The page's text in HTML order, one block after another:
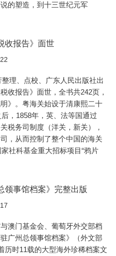
的塑造，到十三世纪元军
收报告》面世
理、点校、广东人民出版社出
收报告》面世，全书共242页，
》。粤海关始设于清康熙二十
，1858年，英、法等国通过
税务司制度（洋关，新关），
，从而控制了整个中国的海关
社科基金重大招标项目“鸦片
领事馆档案》完整出版
澳门基金会、葡萄牙外交部档
广州总领事馆档案》（外文部
历时11载的大型海外珍稀档案文